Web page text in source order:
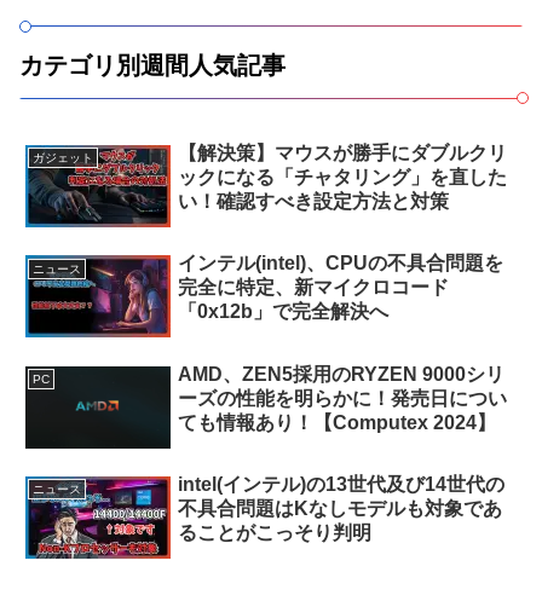
カテゴリ別週間人気記事
ガジェット
【解決策】マウスが勝手にダブルクリ
ックになる「チャタリング」を直した
い！確認すべき設定方法と対策
ニュース
インテル(intel)、CPUの不具合問題を
完全に特定、新マイクロコード
「0x12b」で完全解決へ
PC
AMD、ZEN5採用のRYZEN 9000シリ
ーズの性能を明らかに！発売日につい
ても情報あり！【Computex 2024】
ニュース
intel(インテル)の13世代及び14世代の
不具合問題はKなしモデルも対象であ
ることがこっそり判明